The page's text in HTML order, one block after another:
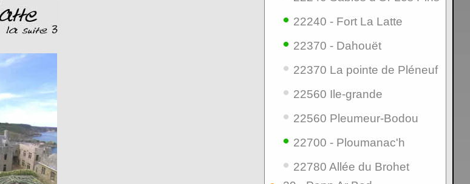
• 22240 - Fort La Latte
• 22370 - Dahouët
• 22370 La pointe de Pléneuf
• 22560 Ile-grande
• 22560 Pleumeur-Bodou
• 22700 - Ploumanac'h
• 22780 Allée du Brohet